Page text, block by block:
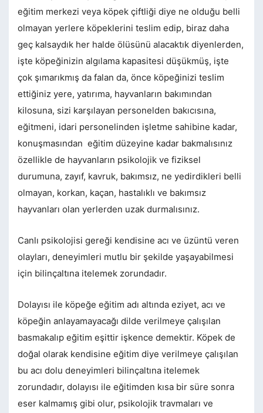
eğitim merkezi veya köpek çiftliği diye ne olduğu belli
olmayan yerlere köpeklerini teslim edip, biraz daha
geç kalsaydık her halde ölüsünü alacaktık diyenlerden,
işte köpeğinizin algılama kapasitesi düşükmüş, işte
çok şımarıkmış da falan da, önce köpeğinizi teslim
ettiğiniz yere, yatırıma, hayvanların bakımından
kilosuna, sizi karşılayan personelden bakıcısına,
eğitmeni, idari personelinden işletme sahibine kadar,
konuşmasından eğitim düzeyine kadar bakmalısınız
özellikle de hayvanların psikolojik ve fiziksel
durumuna, zayıf, kavruk, bakımsız, ne yedirdikleri belli
olmayan, korkan, kaçan, hastalıklı ve bakımsız
hayvanları olan yerlerden uzak durmalısınız.
Canlı psikolojisi gereği kendisine acı ve üzüntü veren
olayları, deneyimleri mutlu bir şekilde yaşayabilmesi
için bilinçaltına itelemek zorundadır.
Dolayısı ile köpeğe eğitim adı altında eziyet, acı ve
köpeğin anlayamayacağı dilde verilmeye çalışılan
basmakalıp eğitim eşittir işkence demektir. Köpek de
doğal olarak kendisine eğitim diye verilmeye çalışılan
bu acı dolu deneyimleri bilinçaltına itelemek
zorundadır, dolayısı ile eğitimden kısa bir süre sonra
eser kalmamış gibi olur, psikolojik travmaları ve